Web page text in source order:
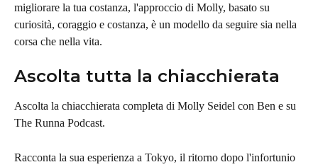
migliorare la tua costanza, l'approccio di Molly, basato su
curiosità, coraggio e costanza, è un modello da seguire sia nella
corsa che nella vita.
Ascolta tutta la chiacchierata
Ascolta la chiacchierata completa di Molly Seidel con Ben e su
The Runna Podcast.
Racconta la sua esperienza a Tokyo, il ritorno dopo l'infortunio